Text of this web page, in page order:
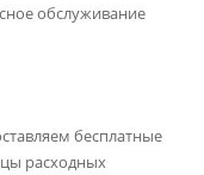
обслуживание
бесплатные
расходных